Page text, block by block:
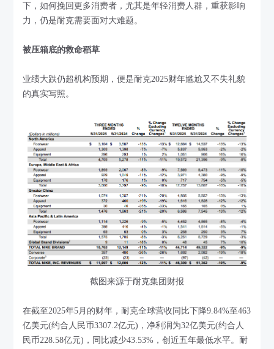
下，如何挽回更多消费者，尤其是年轻消费人群，重获影响
力，仍是耐克需要面对大难题。
被压箱底的救命稻草
业绩大跌仍超机构预期，便是耐克2025财年尴尬又不失礼貌
的真实写照。
截图来源于耐克集团财报
在截至2025年5月的财年，耐克全球营收同比下降9.84%至463
亿美元(约合人民币3307.2亿元)，净利润为32亿美元(约合人
民币228.58亿元)，同比减少43.53%，创近五年最低水平。耐